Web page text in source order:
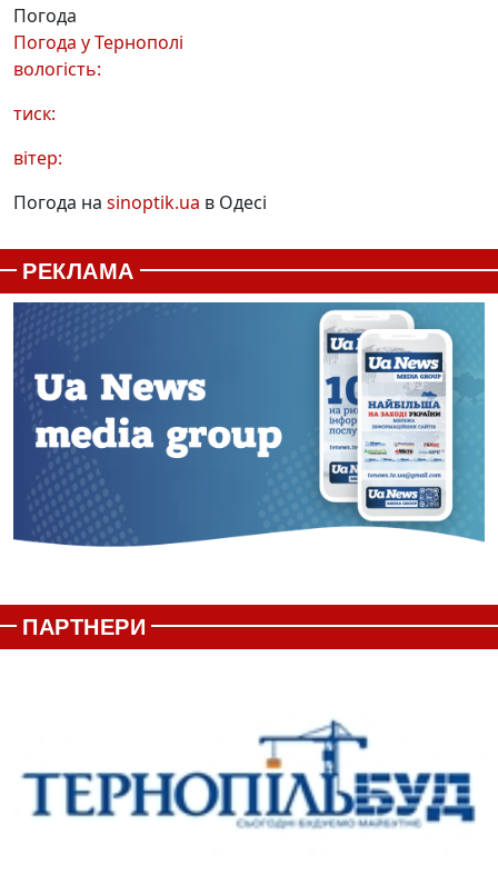
Погода
Погода уТернополі
вологість:
тиск:
вітер:
Погода на sinoptik.ua в Одесі
РЕКЛАМА
ПАРТНЕРИ